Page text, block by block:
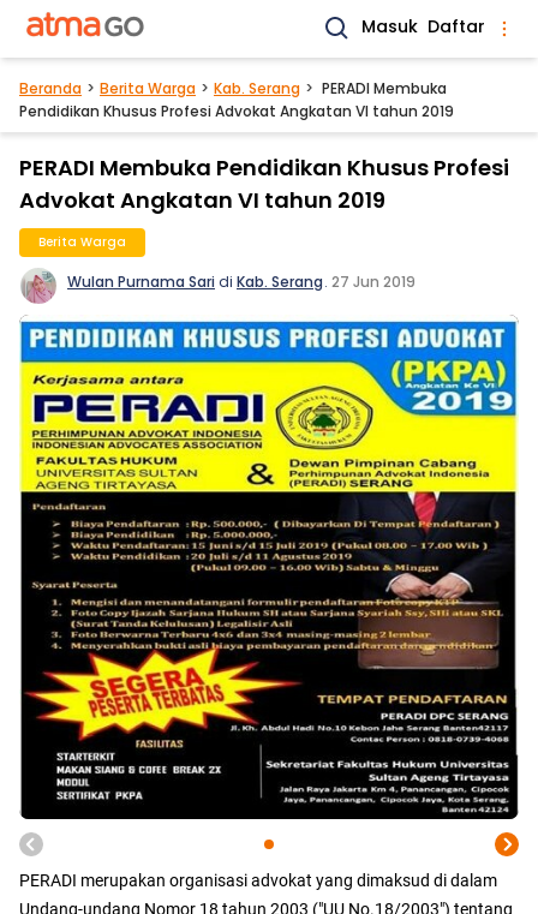
Masuk Daftar
Beranda Berita Warga Kab. Serang
PERADI Membuka
Pendidikan Khusus Profesi Advokat Angkatan VI tahun 2019
PERADI Membuka Pendidikan Khusus Profesi
Advokat Angkatan VI tahun 2019
Berita Warga
Wulan Purnama Saridi Kab. Serang. 27 Jun 2019
PERADI merupakan organisasi advokat yang dimaksud di dalam
Undang-undang Nomor 18 tahun 2003 ("UU No.18/2003") tentang